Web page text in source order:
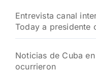
Entrevista canal
Today a presidente
Noticias de Cuba
ocurrieron